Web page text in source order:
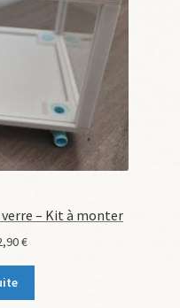
– Kit à monter
:
€Le
est :